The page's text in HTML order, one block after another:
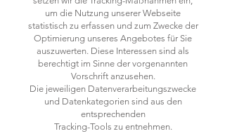
um die Nutzung unserer Webseite
statistisch zu erfassen und zum Zwecke der
Optimierung unseres Angebotes für Sie
auszuwerten. Diese Interessen sind als
berechtigt im Sinne der vorgenannten
Vorschrift anzusehen.
Die jeweiligen Datenverarbeitungszwecke
und Datenkategorien sind aus den
entsprechenden
Tracking-Tools zu entnehmen.